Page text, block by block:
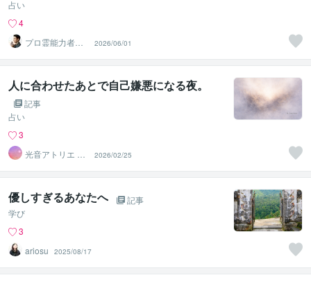
祈願🙏
占い
4
プロ霊能力者
結心（ゆうし
ん）
2026/06/01
人に合わせたあとで自己嫌悪になる夜。
記事
占い
3
光音アトリエ Lu
minara☆字霊占
い
2026/02/25
優しすぎるあなたへ
記事
学び
3
ariosu
2025/08/17